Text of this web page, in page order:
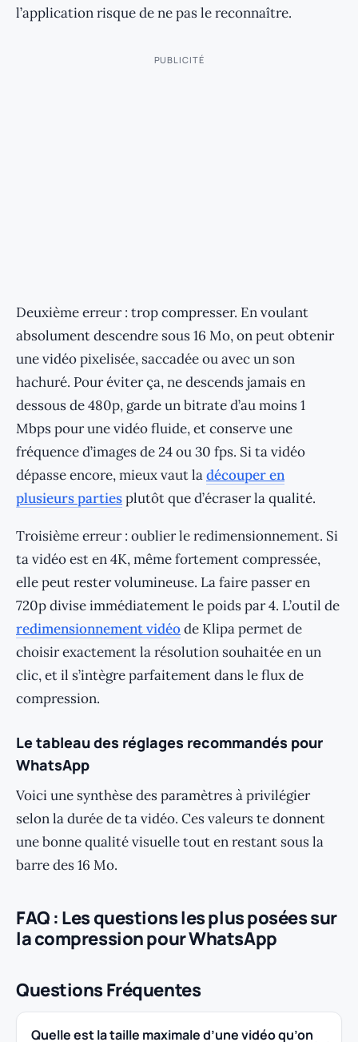
l’application risque de ne pas le reconnaître.
PUBLICITÉ
Deuxième erreur : trop compresser. En voulant
absolument descendre sous 16 Mo, on peut obtenir
une vidéo pixelisée, saccadée ou avec un son
hachuré. Pour éviter ça, ne descends jamais en
dessous de 480p, garde un bitrate d’au moins 1
Mbps pour une vidéo fluide, et conserve une
fréquence d’images de 24 ou 30 fps. Si ta vidéo
dépasse encore, mieux vaut ladécouper en
plusieurs partiesplutôt que d’écraser la qualité.
Troisième erreur : oublier le redimensionnement. Si
ta vidéo est en 4K, même fortement compressée,
elle peut rester volumineuse. La faire passer en
720p divise immédiatement le poids par 4. L’outil de
redimensionnement vidéode Klipa permet de
choisir exactement la résolution souhaitée en un
clic, et il s’intègre parfaitement dans le flux de
compression.
Le tableau des réglages recommandés pour
WhatsApp
Voici une synthèse des paramètres à privilégier
selon la durée de ta vidéo. Ces valeurs te donnent
une bonne qualité visuelle tout en restant sous la
barre des 16 Mo.
FAQ : Les questions les plus posées sur
la compression pour WhatsApp
Questions Fréquentes
Quelle est la taille maximale d’une vidéo qu’on